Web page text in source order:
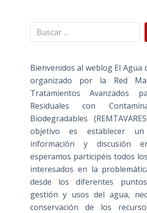
Buscar
Bienvenidos al weblog El Agua
organizado por la Red
Tratamientos Avanzados
Residuales con
Biodegradables
objetivo es establecer
información y discusión
esperamos participéis todos
interesados en la
desde los diferentes
gestión y usos del agua,
conservación de los